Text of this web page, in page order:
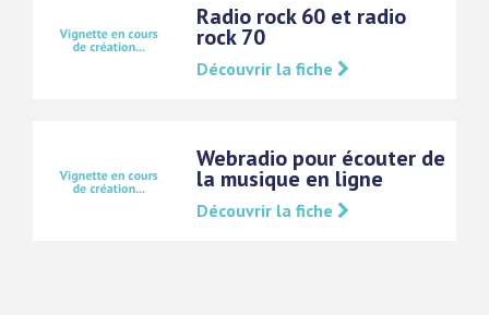
Radio rock 60 et radio
rock 70
Découvrir la fiche
Webradio pour écouter de
la musique en ligne
Découvrir la fiche